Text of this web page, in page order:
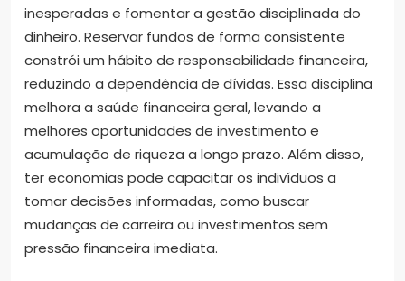
inesperadas e fomentar a gestão disciplinada do
dinheiro. Reservar fundos de forma consistente
constrói um hábito de responsabilidade financeira,
reduzindo a dependência de dívidas. Essa disciplina
melhora a saúde financeira geral, levando a
melhores oportunidades de investimento e
acumulação de riqueza a longo prazo. Além disso,
ter economias pode capacitar os indivíduos a
tomar decisões informadas, como buscar
mudanças de carreira ou investimentos sem
pressão financeira imediata.